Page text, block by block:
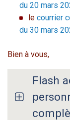
du 20 mars
le courrier
du 30 mars
Bien à vous,
Flash